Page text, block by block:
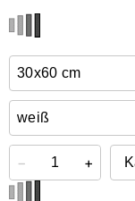
Online kaufen &
− +